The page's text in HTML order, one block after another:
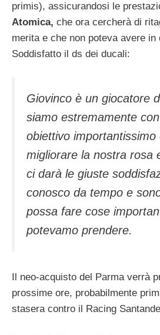
primis), assicurandosi le
Atomica, che ora cercherà di
merita e che non poteva avere in
Soddisfatto il ds dei ducali:
Giovinco è un giocatore
siamo estremamente
obiettivo
migliorare la nostra rosa
ci darà le giuste
conosco da tempo e
possa fare cose
potevamo prendere.
Il neo-acquisto del Parma verrà
prossime ore, probabilmente
stasera contro il Racing